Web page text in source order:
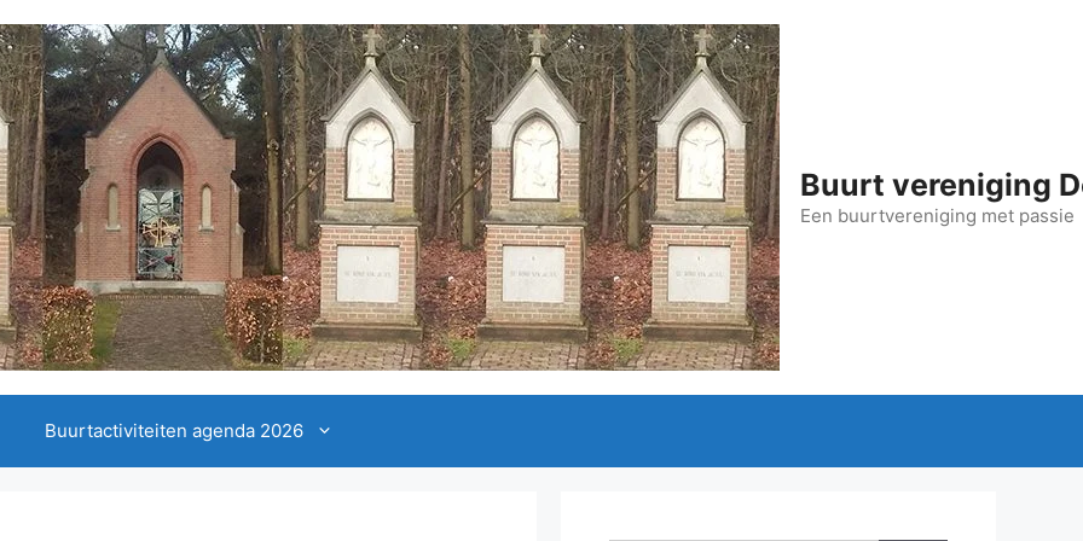
Buurt vereniging
Een buurtvereniging met passie
Buurtactiviteiten agenda 2026